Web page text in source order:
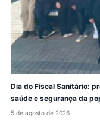
Dia do Fiscal Sanitário:
saúde e segurança da
5 de agosto de 2026